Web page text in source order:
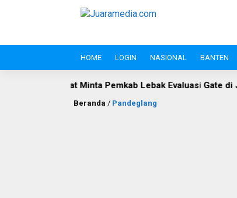
HOME LOGIN NASIONAL BANTEN
Pemkab Lebak Evaluasi Gate di Jalan S.A. Tirtayasa
Beranda / Pandeglang